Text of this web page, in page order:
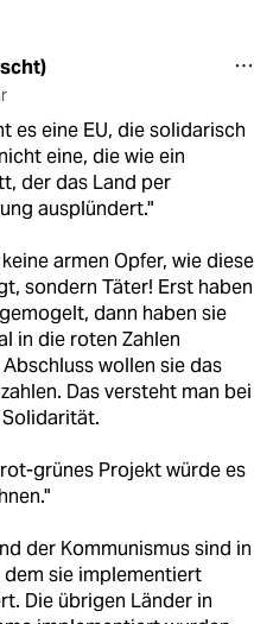
es eine EU, die solidarisch
eine, die wie ein
der das Land per
ausplündert."
armen Opfer, wie diese
sondern Täter! Erst haben
dann haben sie
in die roten Zahlen
wollen sie das
Das versteht man bei
grünes Projekt würde es
der Kommunismus sind in
sie implementiert
Die übrigen Länder in